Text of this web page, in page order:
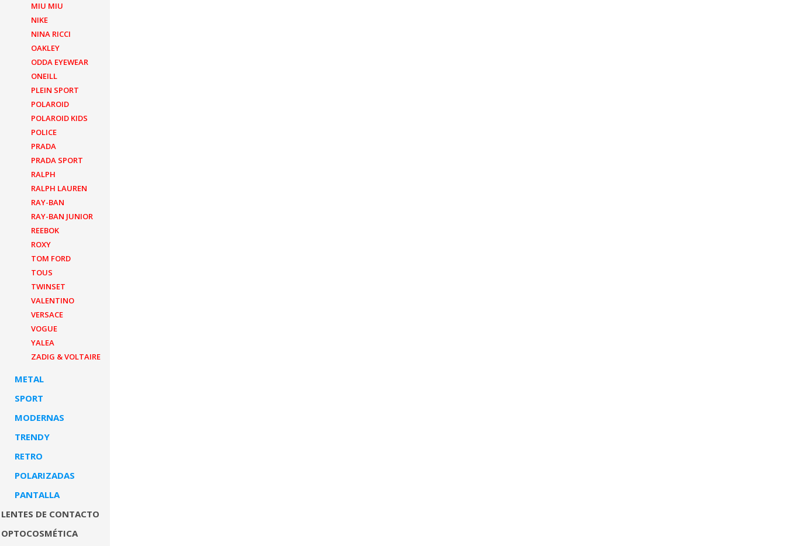
MIU MIU
NIKE
NINA RICCI
OAKLEY
ODDA EYEWEAR
ONEILL
PLEIN SPORT
POLAROID
POLAROID KIDS
POLICE
PRADA
PRADA SPORT
RALPH
RALPH LAUREN
RAY-BAN
RAY-BAN JUNIOR
REEBOK
ROXY
TOM FORD
TOUS
TWINSET
VALENTINO
VERSACE
VOGUE
YALEA
ZADIG & VOLTAIRE
METAL
SPORT
MODERNAS
TRENDY
RETRO
POLARIZADAS
PANTALLA
LENTES DE CONTACTO
OPTOCOSMÉTICA